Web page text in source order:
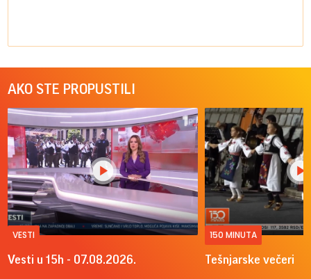
AKO STE PROPUSTILI
VESTI
Vesti u 15h - 07.08.2026.
150 MINUTA
Tešnjarske večeri